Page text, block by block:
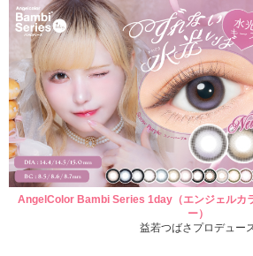
AngelColor Bambi Series 1day（エンジェルカ
ー）
益若つばさプロデュー